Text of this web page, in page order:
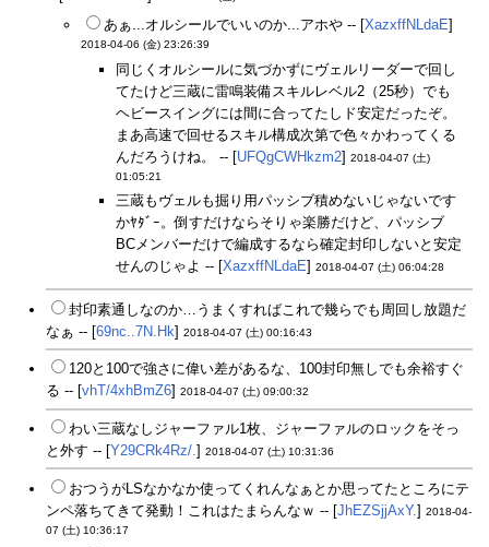
あぁ...オルシールでいいのか...アホや -- [XazxffNLdaE]
2018-04-06 (金) 23:26:39
同じくオルシールに気づかずにヴェルリーダーで回し
てたけど三蔵に雷鳴装備スキルレベル2（25秒）でも
ヘビースイングには間に合ってたしド安定だったぞ。
まあ高速で回せるスキル構成次第で色々かわってくる
んだろうけね。 -- [UFQgCWHkzm2] 2018-04-07 (土)
01:05:21
三蔵もヴェルも掘り用パッシブ積めないじゃないです
かﾔﾀﾞｰ。倒すだけならそりゃ楽勝だけど、パッシブ
BCメンバーだけで編成するなら確定封印しないと安定
せんのじゃよ -- [XazxffNLdaE] 2018-04-07 (土) 06:04:28
封印素通しなのか…うまくすればこれで幾らでも周回し放題だ
なぁ -- [69nc..7N.Hk] 2018-04-07 (土) 00:16:43
120と100で強さに偉い差があるな、100封印無しでも余裕すぐ
る -- [vhT/4xhBmZ6] 2018-04-07 (土) 09:00:32
わい三蔵なしジャーファル1枚、ジャーファルのロックをそっ
と外す -- [Y29CRk4Rz/.] 2018-04-07 (土) 10:31:36
おつうがLSなかなか使ってくれんなぁとか思ってたところにテ
ンペ落ちてきて発動！これはたまらんなｗ -- [JhEZSjjAxY.] 2018-04-
07 (土) 10:36:17